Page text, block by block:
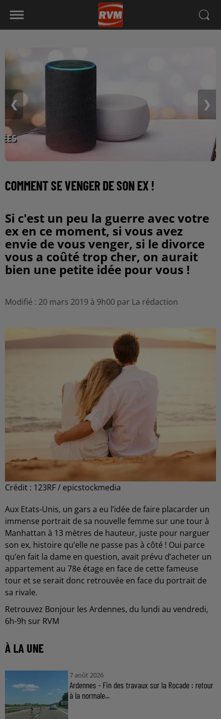
❮ ❯
COMMENT SE VENGER DE SON EX !
Si c'est un peu la guerre avec votre
ex en ce moment, si vous avez
envie de vous venger, si le divorce
vous a coûté trop cher, on aurait
bien une petite idée pour vous !
Modifié : 20 mars 2019 à 9h00 par La rédaction
Crédit : 123RF / epicstockmedia
Aux Etats-Unis, un gars a eu l’idée de faire placarder un
immense portrait de sa nouvelle femme sur une tour à
Manhattan à 13 mètres de hauteur, juste pour narguer
son ex, histoire qu’elle ne passe pas à côté ! Oui parce
qu’en fait la dame en question, avait prévu d’acheter un
appartement au 78e étage en face de cette fameuse
tour et se serait donc retrouvée en face du portrait de
sa rivale.
Retrouvez Bonjour les Ardennes, du lundi au vendredi,
6h-9h sur RVM
À LA UNE
7 août 2026
Ardennes - Fin des travaux sur la Rocade : retour
à la normale...